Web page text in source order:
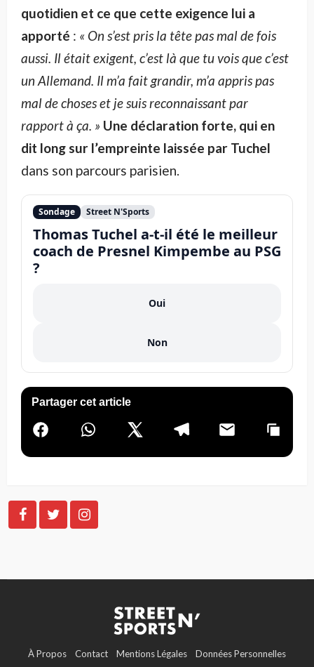
quotidien et ce que cette exigence lui a
apporté : « On s’est pris la tête pas mal de fois
aussi. Il était exigent, c’est là que tu vois que c’est
un Allemand. Il m’a fait grandir, m’a appris pas
mal de choses et je suis reconnaissant par
rapport à ça. » Une déclaration forte, qui en
dit long sur l’empreinte laissée par Tuchel
dans son parcours parisien.
Sondage Street N'Sports
Thomas Tuchel a-t-il été le meilleur
coach de Presnel Kimpembe au PSG
?
Oui
Non
Partager cet article
À Propos Contact Mentions Légales Données Personnelles